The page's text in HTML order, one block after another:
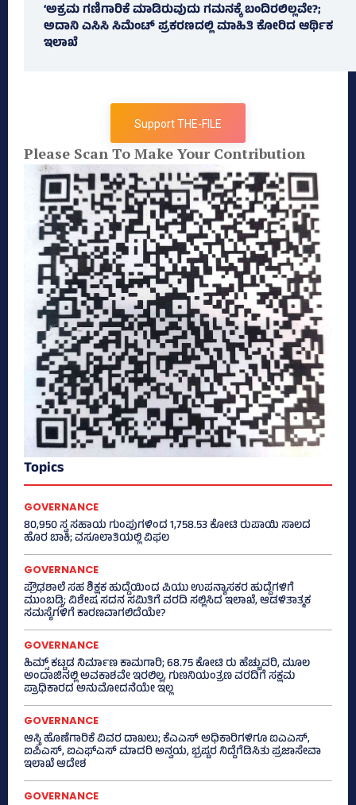
‘ಅಕ್ರಮ ಗಣಿಗಾರಿಕೆ ಮಾಡಿರುವುದು ಗಮನಕ್ಕೆ ಬಂದಿರಲಿಲ್ಲವೇ?;
ಅದಾನಿ ಎಸಿಸಿ ಸಿಮೆಂಟ್ ಪ್ರಕರಣದಲ್ಲಿ ಮಾಹಿತಿ ಕೋರಿದ ಆರ್ಥಿಕ
ಇಲಾಖೆ
Support THE-FILE
Please Scan To Make Your Contribution
Topics
GOVERNANCE
80,950 ಸ್ವ ಸಹಾಯ ಗುಂಪುಗಳಿಂದ 1,758.53 ಕೋಟಿ ರುಪಾಯಿ ಸಾಲದ
ಹೊರ ಬಾಕಿ; ವಸೂಲಾತಿಯಲ್ಲಿ ವಿಫಲ
GOVERNANCE
ಪ್ರೌಢಶಾಲೆ ಸಹ ಶಿಕ್ಷಕ ಹುದ್ದೆಯಿಂದ ಪಿಯು ಉಪನ್ಯಾಸಕರ ಹುದ್ದೆಗಳಿಗೆ
ಮುಂಬಡ್ತಿ; ವಿಶೇಷ ಸದನ ಸಮಿತಿಗೆ ವರದಿ ಸಲ್ಲಿಸಿದ ಇಲಾಖೆ, ಆಡಳಿತಾತ್ಮಕ
ಸಮಸ್ಯೆಗಳಿಗೆ ಕಾರಣವಾಗಲಿದೆಯೇ?
GOVERNANCE
ಹಿಮ್ಸ್‌ ಕಟ್ಟಡ ನಿರ್ಮಾಣ ಕಾಮಗಾರಿ; 68.75 ಕೋಟಿ ರು ಹೆಚ್ಚುವರಿ, ಮೂಲ
ಅಂದಾಜಿನಲ್ಲಿ ಅವಕಾಶವೇ ಇರಲಿಲ್ಲ, ಗುಣನಿಯಂತ್ರಣ ವರದಿಗೆ ಸಕ್ಷಮ
ಪ್ರಾಧಿಕಾರದ ಅನುಮೋದನೆಯೇ ಇಲ್ಲ
GOVERNANCE
ಆಸ್ತಿ ಹೊಣೆಗಾರಿಕೆ ವಿವರ ದಾಖಲು; ಕೆಎಎಸ್ ಅಧಿಕಾರಿಗಳಿಗೂ ಐಎಎಸ್‌,
ಐಪಿಎಸ್‌, ಐಎಫ್‌ಎಸ್‌ ಮಾದರಿ ಅನ್ವಯ, ಭ್ರಷ್ಟರ ನಿದ್ದೆಗೆಡಿಸಿತು ಪ್ರಜಾಸೇವಾ
ಇಲಾಖೆ ಆದೇಶ
GOVERNANCE